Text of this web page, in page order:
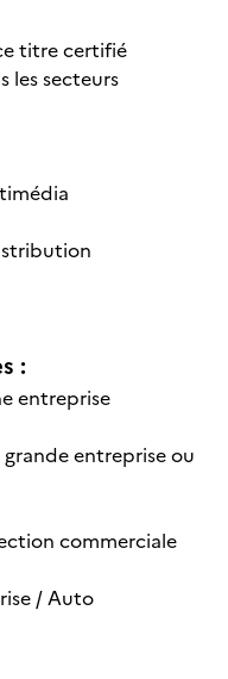
titre certifié
les secteurs
:
entreprise
entreprise ou
commerciale
/ Auto